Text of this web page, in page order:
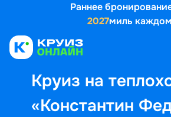
Раннее
2027миль
Круиз на
«Константин
Выбор кают